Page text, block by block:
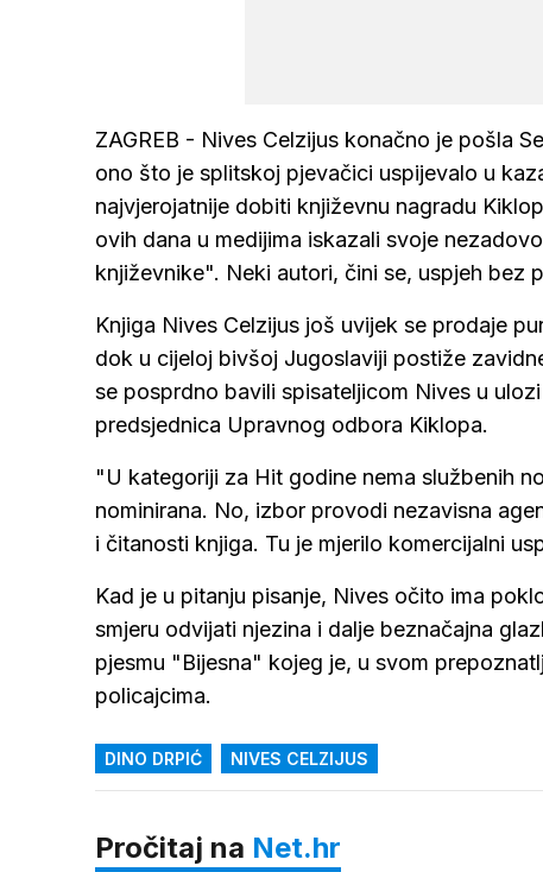
ZAGREB - Nives Celzijus konačno je pošla
ono što je splitskoj pjevačici uspijevalo u
najvjerojatnije dobiti književnu nagradu
ovih dana u medijima iskazali svoje
književnike". Neki autori, čini se, uspjeh bez
Knjiga Nives Celzijus još uvijek se prodaje
dok u cijeloj bivšoj Jugoslaviji postiže
se posprdno bavili spisateljicom Nives u
predsjednica Upravnog odbora Kiklopa.
"U kategoriji za Hit godine nema službenih
nominirana. No, izbor provodi nezavisna
i čitanosti knjiga. Tu je mjerilo komercijalni
Kad je u pitanju pisanje, Nives očito ima
smjeru odvijati njezina i dalje beznačajna
pjesmu "Bijesna" kojeg je, u svom
policajcima.
DINO DRPIĆ NIVES CELZIJUS
Pročitaj na Net.hr